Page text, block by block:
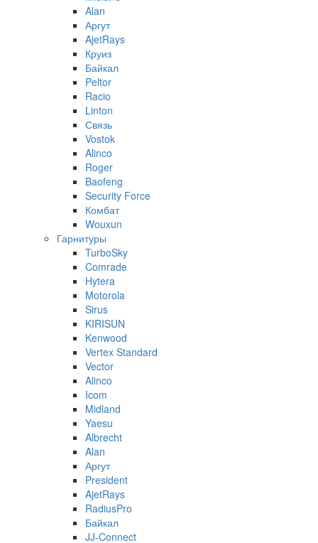
Alan
Аргут
AjetRays
Круиз
Байкал
Peltor
Racio
Linton
Связь
Vostok
Alinco
Roger
Baofeng
Security Force
Комбат
Wouxun
Гарнитуры
TurboSky
Comrade
Hytera
Motorola
Sirus
KIRISUN
Kenwood
Vertex Standard
Vector
Alinco
Icom
Midland
Yaesu
Albrecht
Alan
Аргут
President
AjetRays
RadiusPro
Байкал
JJ-Connect